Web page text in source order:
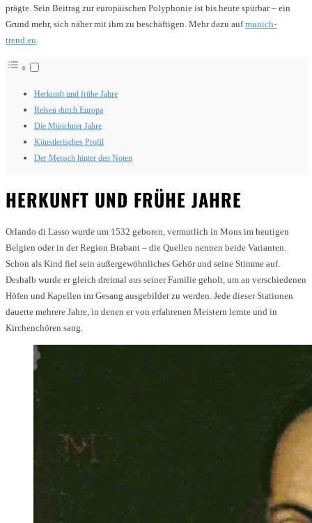
prägte. Sein Beitrag zur europäischen Polyphonie ist bis heute spürbar – ein
Grund mehr, sich näher mit ihm zu beschäftigen. Mehr dazu aufmunich-
trend.eu.
Herkunft und frühe Jahre
Reisen durch Europa
Die Münchner Jahre
Künstlerisches Profil
Der Mensch hinter den Noten
HERKUNFT UND FRÜHE JAHRE
Orlando di Lasso wurde um 1532 geboren, vermutlich in Mons im heutigen
Belgien oder in der Region Brabant – die Quellen nennen beide Varianten.
Schon als Kind fiel sein außergewöhnliches Gehör und seine Stimme auf.
Deshalb wurde er gleich dreimal aus seiner Familie geholt, um an verschiedenen
Höfen und Kapellen im Gesang ausgebildet zu werden. Jede dieser Stationen
dauerte mehrere Jahre, in denen er von erfahrenen Meistern lernte und in
Kirchenchören sang.